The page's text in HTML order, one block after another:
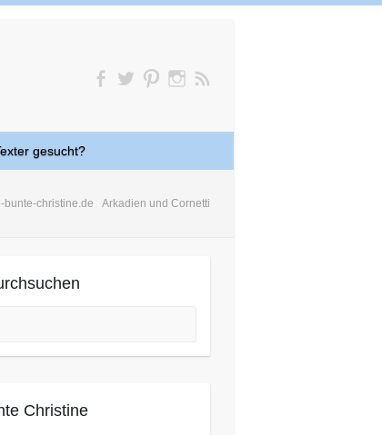
gesucht?
bunte-christine.de Arkadien und Cornetti
Christine